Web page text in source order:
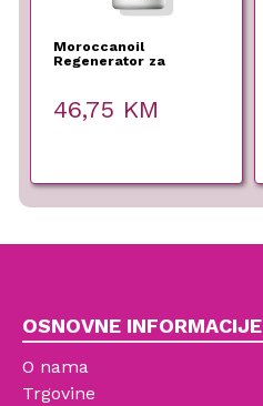
Moroccanoil
Regenerator za
46,75 KM
OSNOVNE INFORMACIJE
O nama
Trgovine